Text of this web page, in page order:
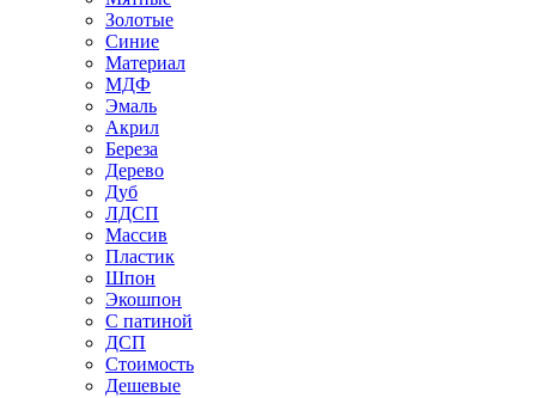
Золотые
Синие
Материал
МДФ
Эмаль
Акрил
Береза
Дерево
Дуб
ЛДСП
Массив
Пластик
Шпон
Экошпон
С патиной
ДСП
Стоимость
Дешевые